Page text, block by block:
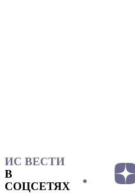
ИС ВЕСТИ
В
СОЦСЕТЯХ